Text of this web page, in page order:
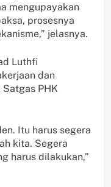
mengupayakan
prosesnya
jelasnya.
Luthfi
dan
PHK
Itu harus segera
kita. Segera
harus dilakukan,”